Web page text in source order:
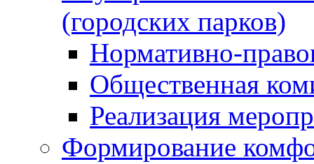
(городских парков)
Нормативно-
Общественная
Реализация
Формирование